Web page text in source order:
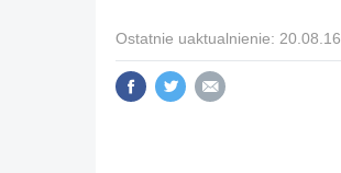
Ostatnie uaktualnienie: 20.08.16